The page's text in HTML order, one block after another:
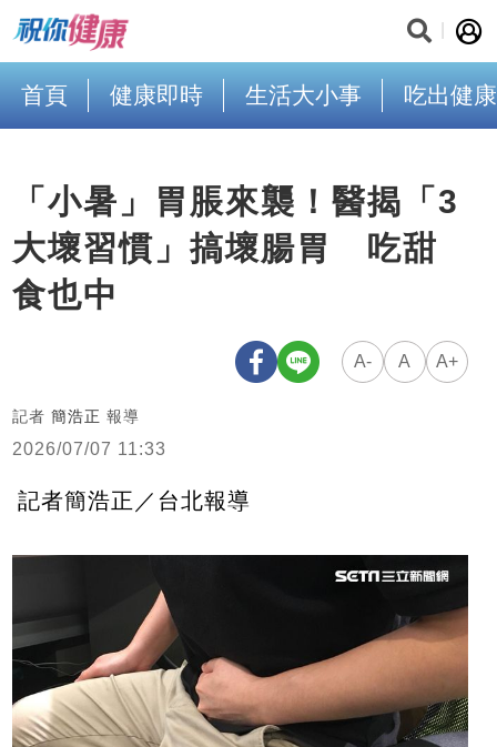
首頁 健康即時 生活大小事 吃出健康
「小暑」胃脹來襲！醫揭「3
大壞習慣」搞壞腸胃 吃甜
食也中
A- A A+
記者 簡浩正 報導
2026/07/07 11:33
記者簡浩正／台北報導